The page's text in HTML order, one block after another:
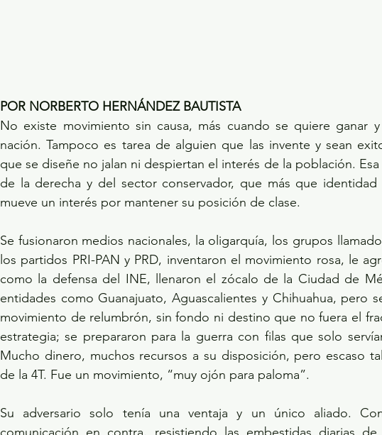
POR NORBERTO HERNÁNDEZ BAUTISTA
No existe movimiento sin causa, más cuando se quiere ganar
nación. Tampoco es tarea de alguien que las invente y sean
que se diseñe no jalan ni despiertan el interés de la población. Esa
de la derecha y del sector conservador, que más que
mueve un interés por mantener su posición de clase.
Se fusionaron medios nacionales, la oligarquía, los grupos
los partidos PRI-PAN y PRD, inventaron el movimiento rosa, le
como la defensa del INE, llenaron el zócalo de la Ciudad de
entidades como Guanajuato, Aguascalientes y Chihuahua, pero
movimiento de relumbrón, sin fondo ni destino que no fuera el
estrategia; se prepararon para la guerra con filas que solo
Mucho dinero, muchos recursos a su disposición, pero escaso
de la 4T. Fue un movimiento, “muy ojón para paloma”.
Su adversario solo tenía una ventaja y un único aliado.